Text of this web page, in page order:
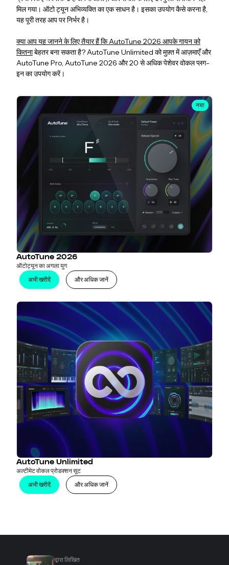
मिल गया। ऑटो ट्यून अभिव्यक्ति का एक साधन है। इसका उपयोग कैसे करना है,
यह पूरी तरह आप पर निर्भर है।
क्या आप यह जानने के लिए तैयार हैं कि AutoTune 2026 आपके गायन को
कितनाबेहतर बना सकता है? AutoTune Unlimited को मुफ़्त में आज़माएँ और
AutoTune Pro, AutoTune 2026 और 20 से अधिक पेशेवर वोकल प्लग-
इन का उपयोग करें।
नया
AutoTune 2026
ऑटोट्यून का अगला युग
अभी खरीदें
और अधिक जानें
AutoTune Unlimited
अल्टीमेट वोकल प्रोडक्शन सूट
अभी खरीदें
और अधिक जानें
द्वारा लिखित